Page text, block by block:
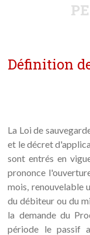
Définition
La Loi de
et le décret
sont entrés en
prononce
mois, renouvelable
du débiteur ou du
la demande du
période le passif